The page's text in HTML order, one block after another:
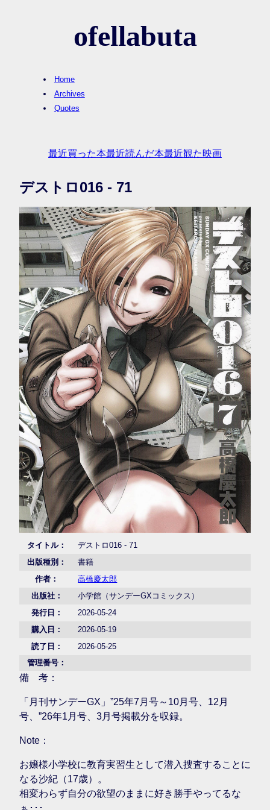
ofellabuta
Home
Archives
Quotes
最近買った本最近読んだ本最近観た映画
デストロ016 - 71
タイトル：
デストロ016 - 71
出版種別：
書籍
作者：
高橋慶太郎
出版社：
小学館（サンデーGXコミックス）
発行日：
2026-05-24
購入日：
2026-05-19
読了日：
2026-05-25
管理番号：
備 考：
「月刊サンデーGX」”25年7月号～10月号、12月
号、”26年1月号、3月号掲載分を収録。
Note：
お嬢様小学校に教育実習生として潜入捜査することに
なる沙紀（17歳）。
相変わらず自分の欲望のままに好き勝手やってるな
ぁ･･･